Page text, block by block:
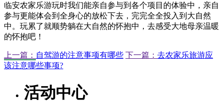
临安农家乐游玩时我们能亲自参与到各个项目的体验中，亲自
参与更能体会到全身心的放松下去，完完全全投入到大自然
中。玩累了就顺势躺在大自然的怀抱中，去感受大地母亲温暖
的怀抱吧！
上一篇： 自驾游的注意事项有哪些 下一篇： 去农家乐旅游应
该注意哪些事项?
活动中心